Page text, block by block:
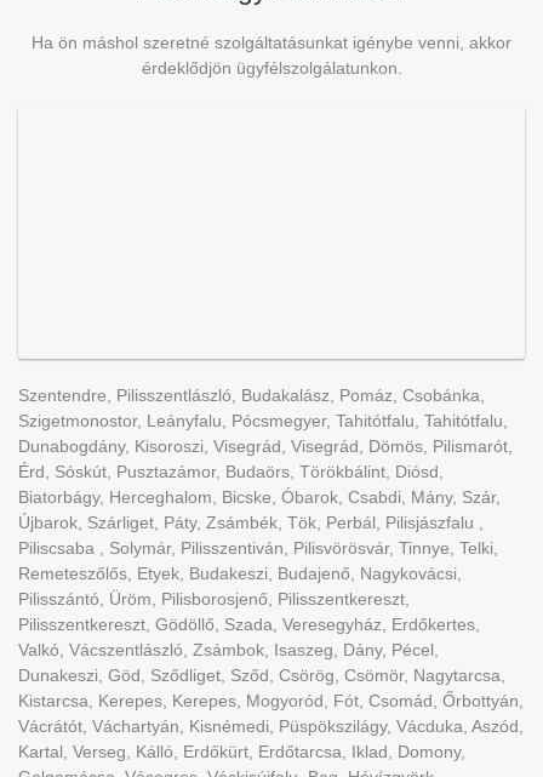
Ha ön máshol szeretné szolgáltatásunkat igénybe venni, akkor
érdeklődjön ügyfélszolgálatunkon.
Szentendre, Pilisszentlászló, Budakalász, Pomáz, Csobánka,
Szigetmonostor, Leányfalu, Pócsmegyer, Tahitótfalu, Tahitótfalu,
Dunabogdány, Kisoroszi, Visegrád, Visegrád, Dömös, Pilismarót,
Érd, Sóskút, Pusztazámor, Budaörs, Törökbálint, Diósd,
Biatorbágy, Herceghalom, Bicske, Óbarok, Csabdi, Mány, Szár,
Újbarok, Szárliget, Páty, Zsámbék, Tök, Perbál, Pilisjászfalu ,
Piliscsaba , Solymár, Pilisszentiván, Pilisvörösvár, Tinnye, Telki,
Remeteszőlős, Etyek, Budakeszi, Budajenő, Nagykovácsi,
Pilisszántó, Üröm, Pilisborosjenő, Pilisszentkereszt,
Pilisszentkereszt, Gödöllő, Szada, Veresegyház, Erdőkertes,
Valkó, Vácszentlászló, Zsámbok, Isaszeg, Dány, Pécel,
Dunakeszi, Göd, Sződliget, Sződ, Csörög, Csömör, Nagytarcsa,
Kistarcsa, Kerepes, Kerepes, Mogyoród, Fót, Csomád, Őrbottyán,
Vácrátót, Váchartyán, Kisnémedi, Püspökszilágy, Vácduka, Aszód,
Kartal, Verseg, Kálló, Erdőkürt, Erdőtarcsa, Iklad, Domony,